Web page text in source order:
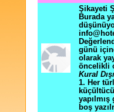
Şikayeti
Burada
günü
olarak
öncelikli
Kural
1. Her
yapılmış
boş